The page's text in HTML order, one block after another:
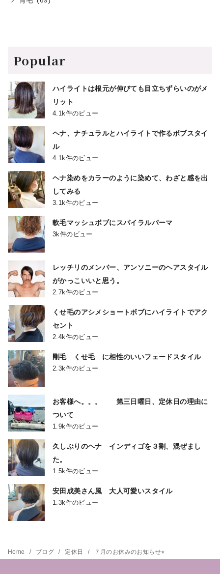
Popular
ハイライトは根元が伸びても目立ちずらいのがメ
リット
4.1k件のビュー
ヘナ、ナチュラルとハイライトで作るボブスタイ
ル
4.1k件のビュー
ヘナ染めをカラーのように染めて、わざと感を出
してみる
3.1k件のビュー
軟毛マッシュボブにスパイラルパーマ
3k件のビュー
レッチリのメンバー、アンソニーのヘアスタイル
がかっこいいと思う。
2.7k件のビュー
くせ毛のアシメショートボブにハイライトでアク
セント
2.4k件のビュー
剛毛 くせ毛 に相性のいいフェードスタイル
2.3k件のビュー
お客様へ。。。 第三日曜日、定休日の理由に
ついて
1.9k件のビュー
久しぶりのヘナ インディゴを３割、混ぜまし
た。
1.5k件のビュー
安田成美さん風 大人可愛いスタイル
1.3k件のビュー
Home ブログ 定休日 ７月のお休みのお知らせ⭐︎